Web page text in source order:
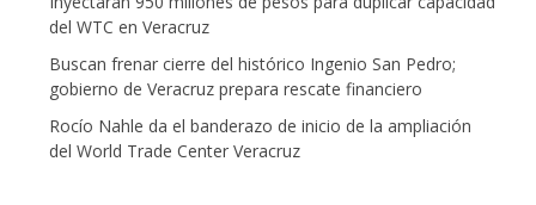
del WTC en Veracruz
Buscan frenar cierre del histórico Ingenio San Pedro;
gobierno de Veracruz prepara rescate financiero
Rocío Nahle da el banderazo de inicio de la ampliación
del World Trade Center Veracruz